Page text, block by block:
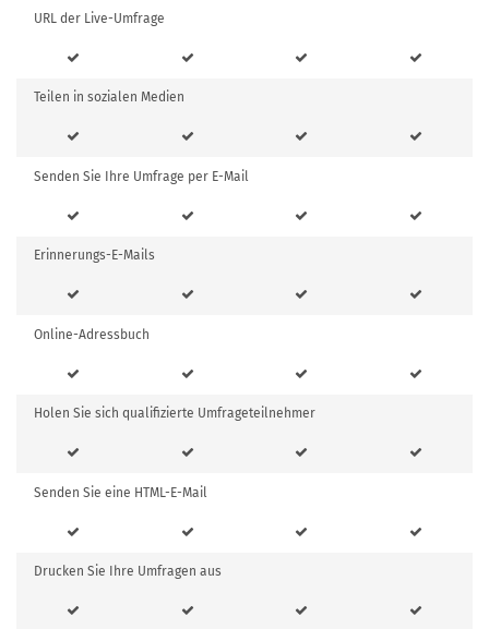
URL der Live-Umfrage
Teilen in sozialen Medien
Senden Sie Ihre Umfrage per E-Mail
Erinnerungs-E-Mails
Online-Adressbuch
Holen Sie sich qualifizierte Umfrageteilnehmer
Senden Sie eine HTML-E-Mail
Drucken Sie Ihre Umfragen aus